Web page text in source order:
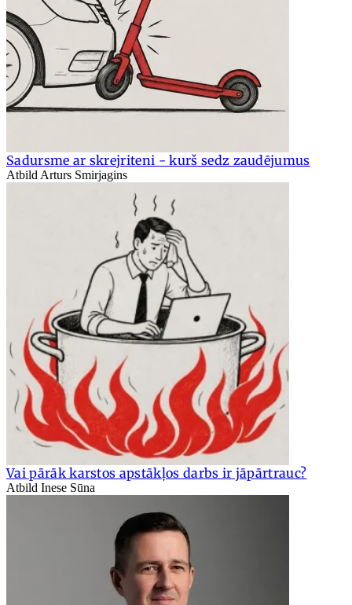
Sadursme ar skrejriteni - kurš sedz zaudējumus
Atbild Arturs Smirjagins
Vai pārāk karstos apstākļos darbs ir jāpārtrauc?
Atbild Inese Sūna